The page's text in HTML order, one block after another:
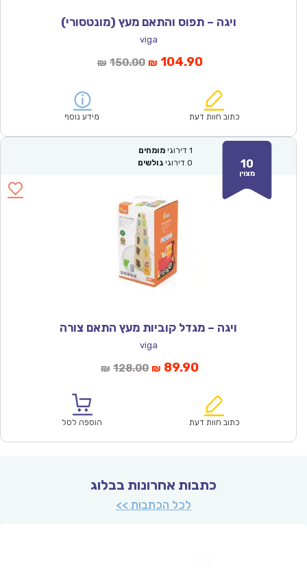
ויגה – תפוס והתאם מעץ (מונטסורי)
viga
₪ 150.00המחיר
₪150.00.
₪ 104.90המחיר
הוא:
כתוב חוות דעת מידע נוסף
10
מצוין
1 דירוגי מומחים
0 דירוגי גולשים
ויגה – מגדל קוביות מעץ התאם צורה
viga
₪ 128.00המחיר
₪128.00.
₪ 89.90המחיר
הוא:
כתוב חוות דעת הוספה לסל
כתבות אחרונות בבלוג
לכל הכתבות >>